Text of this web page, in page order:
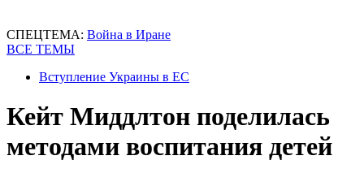
СПЕЦТЕМА: Война в Иране
ВСЕ ТЕМЫ
Вступление Украины в ЕС
Кейт Миддлтон поделилась
методами воспитания детей